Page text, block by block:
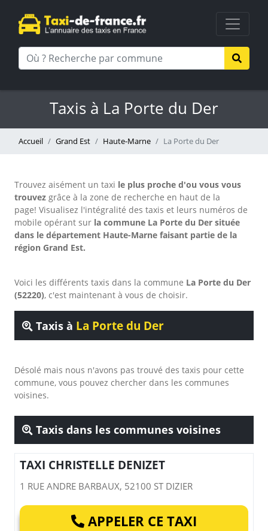
Taxis à La Porte du Der
Accueil Grand Est Haute-Marne La Porte du Der
Trouvez aisément un taxi le plus proche d'ou vous vous
trouvez grâce à la zone de recherche en haut de la
page! Visualisez l'intégralité des taxis et leurs numéros de
mobile opérant sur la commune La Porte du Der située
dans le département Haute-Marne faisant partie de la
région Grand Est.
Voici les différents taxis dans la commune La Porte du Der
(52220), c'est maintenant à vous de choisir.
Taxis à La Porte du Der
Désolé mais nous n'avons pas trouvé des taxis pour cette
commune, vous pouvez chercher dans les communes
voisines.
Taxis dans les communes voisines
TAXI CHRISTELLE DENIZET
1 RUE ANDRE BARBAUX, 52100 ST DIZIER
APPELER CE TAXI